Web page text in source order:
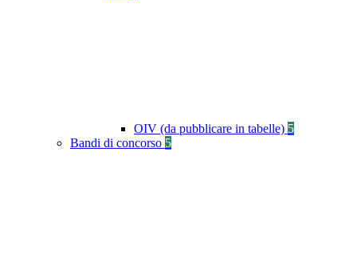
OIV (da pubblicare in tabelle) 5
Bandi di concorso 5